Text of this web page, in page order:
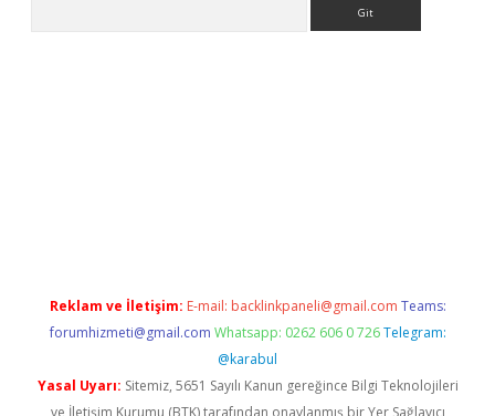
Reklam ve İletişim: E-mail: backlinkpaneli@gmail.com Teams:
forumhizmeti@gmail.com Whatsapp: 0262 606 0 726 Telegram:
@karabul
Yasal Uyarı: Sitemiz, 5651 Sayılı Kanun gereğince Bilgi Teknolojileri
ve İletişim Kurumu (BTK) tarafından onaylanmış bir Yer Sağlayıcı